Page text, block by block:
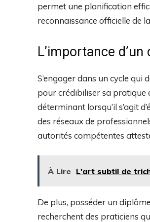
permet une planification
reconnaissance officielle de
L’importance
S’engager dans un cycle
pour crédibiliser sa pratique
déterminant lorsqu’il s’agit
des réseaux de
autorités compétentes
À Lire L'art subtil de
De plus, posséder un
recherchent des praticiens